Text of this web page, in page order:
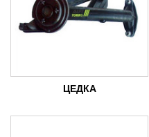
ЦЕДКА